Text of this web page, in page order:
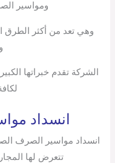
ومواسير
وهي تعد من أكثر الطرق
الشركة تقدم خبراتها
انسداد
انسداد مواسير الصرف
تتعرض لها